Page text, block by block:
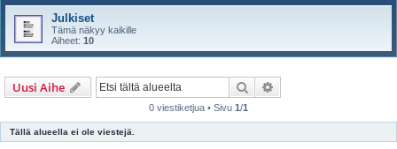
Julkiset
Tämä näkyy kaikille
Aiheet: 10
Uusi Aihe Etsi
0 viestiketjua • Sivu 1/1
Tällä alueella ei ole viestejä.